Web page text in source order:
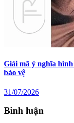
Giải mã ý nghĩa
bảo vệ
31/07/2026
Bình luận